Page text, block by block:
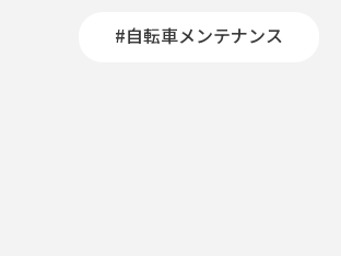
#自転車メンテナンス